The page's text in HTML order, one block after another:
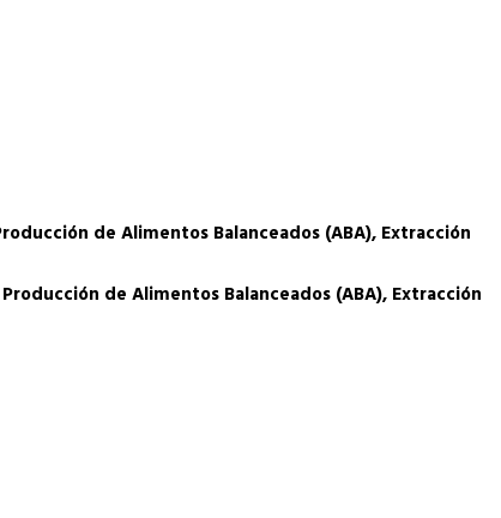
de Alimentos Balanceados (ABA), Extracción
Producción de Alimentos Balanceados (ABA), Extracción